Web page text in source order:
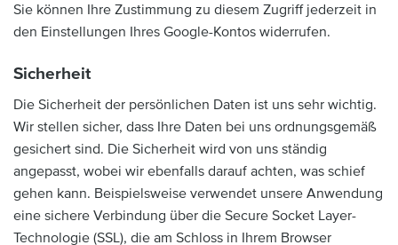
Sie können Ihre Zustimmung zu diesem Zugriff jederzeit in
den Einstellungen Ihres Google-Kontos widerrufen.
Sicherheit
Die Sicherheit der persönlichen Daten ist uns sehr wichtig.
Wir stellen sicher, dass Ihre Daten bei uns ordnungsgemäß
gesichert sind. Die Sicherheit wird von uns ständig
angepasst, wobei wir ebenfalls darauf achten, was schief
gehen kann. Beispielsweise verwendet unsere Anwendung
eine sichere Verbindung über die Secure Socket Layer-
Technologie (SSL), die am Schloss in Ihrem Browser